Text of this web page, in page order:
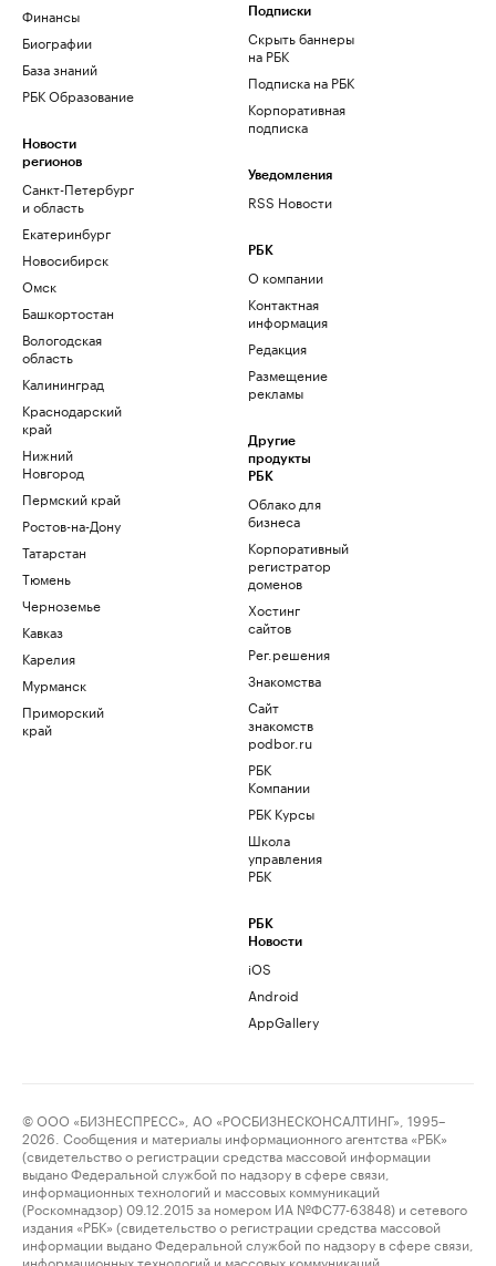
Финансы
Биографии
База знаний
РБК Образование
Новости
регионов
Санкт-Петербург
и область
Екатеринбург
Новосибирск
Омск
Башкортостан
Вологодская
область
Калининград
Краснодарский
край
Нижний
Новгород
Пермский край
Ростов-на-Дону
Татарстан
Тюмень
Черноземье
Кавказ
Карелия
Мурманск
Приморский
край
Подписки
Скрыть баннеры
на РБК
Подписка на РБК
Корпоративная
подписка
Уведомления
RSS Новости
РБК
О компании
Контактная
информация
Редакция
Размещение
рекламы
Другие
продукты
РБК
Облако для
бизнеса
Корпоративный
регистратор
доменов
Хостинг
сайтов
Рег.решения
Знакомства
Сайт
знакомств
podbor.ru
РБК
Компании
РБК Курсы
Школа
управления
РБК
РБК
Новости
iOS
Android
AppGallery
© ООО «БИЗНЕСПРЕСС», АО «РОСБИЗНЕСКОНСАЛТИНГ», 1995–
2026. Сообщения и материалы информационного агентства «РБК»
(свидетельство о регистрации средства массовой информации
выдано Федеральной службой по надзору в сфере связи,
информационных технологий и массовых коммуникаций
(Роскомнадзор) 09.12.2015 за номером ИА №ФС77-63848) и сетевого
издания «РБК» (свидетельство о регистрации средства массовой
информации выдано Федеральной службой по надзору в сфере связи,
информационных технологий и массовых коммуникаций